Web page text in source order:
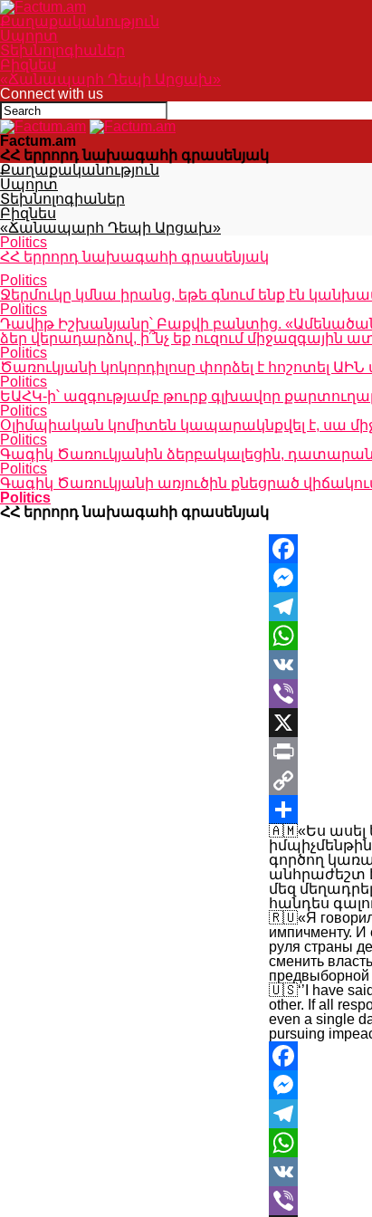
Քաղաքականություն
Սպորտ
Տեխնոլոգիաներ
Բիզնես
«Ճանապարհ Դեպի Արցախ»
Connect with us
Factum.am
ՀՀ երրորդ նախագահի գրասենյակ
Քաղաքականություն
Սպորտ
Տեխնոլոգիաներ
Բիզնես
«Ճանապարհ Դեպի Արցախ»
Politics
ՀՀ երրորդ նախագահի գրասենյակ
Politics
Ջերմուկը կմնա իրանց, եթե գնում ենք էն
Politics
Դավիթ Իշխանյանը՝ Բաքվի բանտից.
ձեր վերադարձով, ի՞նչ եք ուզում
Politics
Ծառուկյանի կոկորդիլոսը փորձել է հոշոտել
Politics
ԵԱՀԿ-ի՝ ազգությամբ թուրք գլխավոր
Politics
Օլիմպիական կոմիտեն կապարակնքվել է, սա
Politics
Գագիկ Ծառուկյանին ձերբակալեցին,
Politics
Գագիկ Ծառուկյանի առյուծին քնեցրած
Politics
ՀՀ երրորդ նախագահի գրասենյակ
Facebook
Messenger
Telegram
WhatsApp
VK
Viber
X
Print
Copy
Link
Share
🇦🇲«Ես ասել
գործող
անհրաժեշտ
մեզ
հանդես
🇷🇺«Я говорил
импичменту. И
руля страны
сменить
предвыборной
🇺🇸‘’I have
other. If all
even a single
pursuing
Facebook
Messenger
Telegram
WhatsApp
VK